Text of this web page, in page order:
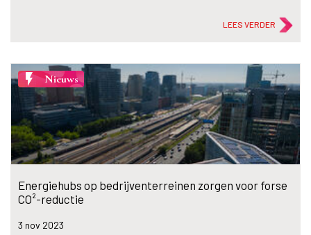
LEES VERDER
flash_on Nieuws
Energiehubs op bedrijventerreinen zorgen voor forse
CO²-reductie
3 nov 2023